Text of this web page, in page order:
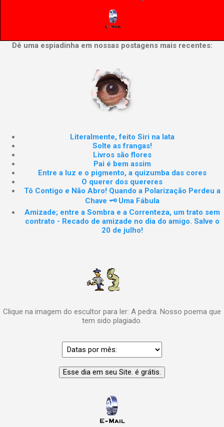
Dê uma espiadinha em nossas postagens mais recentes:
Literalmente, feito Siri na lata
Solte as frangas!
Livros são flores
Pai é bem assim
Entre a luz e o pigmento, a quizumba das cores
O querer dos quereres
Tô Contigo e Não Abro! Quando a Polarização Perdeu a
Chave 🗝️ Uma Fábula
Amizade; entre a Sombra e a Correnteza, um trato sem
contrato - Recado de amizade no dia do amigo. Salve o
20 de julho!
Clique na imagem do escultor para ler: A pedra. Nosso poema que
tem sido plagiado.